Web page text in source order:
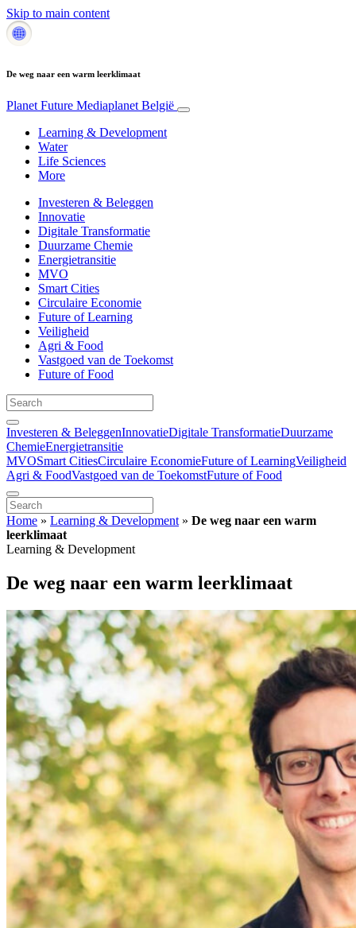
Skip to main content
De weg naar een warm leerklimaat
Planet Future Mediaplanet België
Learning & Development
Water
Life Sciences
More
Investeren & Beleggen
Innovatie
Digitale Transformatie
Duurzame Chemie
Energietransitie
MVO
Smart Cities
Circulaire Economie
Future of Learning
Veiligheid
Agri & Food
Vastgoed van de Toekomst
Future of Food
Investeren & BeleggenInnovatieDigitale TransformatieDuurzame
ChemieEnergietransitie
MVOSmart CitiesCirculaire EconomieFuture of LearningVeiligheid
Agri & FoodVastgoed van de ToekomstFuture of Food
Home » Learning & Development » De weg naar een warm
leerklimaat
Learning & Development
De weg naar een warm leerklimaat